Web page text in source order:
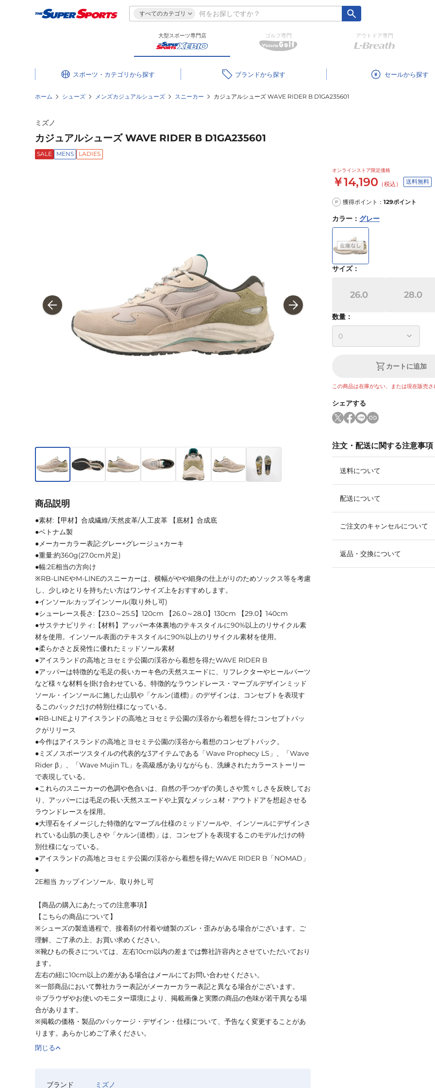
すべてのカテゴリ
大型スポーツ専門店 ゴルフ専門 アウトドア専門
スポーツ・カテゴリ ブランド セール
ホーム シューズ メンズカジュアルシューズ スニーカー カジュアルシューズ WAVE RIDER B D1GA235601
ミズノ
カジュアルシューズ WAVE RIDER B D1GA235601
SALE MENS LADIES
オンラインストア限定価格
￥14,190 （税込） 送料無料
P 獲得ポイント： 129ポイント
カラー ： グレー
サイズ：
26.0 28.0
数量：
カートに追加
この商品は在庫がない、または現在販売さ
シェアする
注文・配送に関する注意事項
送料について
配送について
ご注文のキャンセルについて
返品・交換について
商品説明
●素材:【甲材】合成繊維/天然皮革/人工皮革 【底材】合成底
●ベトナム製
●メーカーカラー表記:グレー×グレージュ×カーキ
●重量:約360g(27.0cm片足)
●幅:2E相当の方向け
※RB-LINEやM-LINEのスニーカーは、横幅がやや細身の仕上がりのためソックス等を考慮
し、少しゆとりを持ちたい方はワンサイズ上をおすすめします。
●インソール:カップインソール(取り外し可)
●シューレース長さ:【23.0～25.5】120cm 【26.0～28.0】130cm 【29.0】140cm
●サステナビリティ:【材料】アッパー本体裏地のテキスタイルに90%以上のリサイクル素
材を使用。インソール表面のテキスタイルに90%以上のリサイクル素材を使用。
●柔らかさと反発性に優れたミッドソール素材
●アイスランドの高地とヨセミテ公園の渓谷から着想を得たWAVE RIDER B
●アッパーは特徴的な毛足の長いカーキ色の天然スエードに、リフレクターやヒールパーツ
など様々な材料を掛け合わせている。特徴的なラウンドレース・マーブルデザインミッド
ソール・インソールに施した山肌や「ケルン(道標)」のデザインは、コンセプトを表現す
るこのパックだけの特別仕様になっている。
●RB-LINEよりアイスランドの高地とヨセミテ公園の渓谷から着想を得たコンセプトパッ
クがリリース
●今作はアイスランドの高地とヨセミテ公園の渓谷から着想のコンセプトパック。
●ミズノスポーツスタイルの代表的な3アイテムである「Wave Prophecy LS」、「Wave
Rider β」、「Wave Mujin TL」を高級感がありながらも、洗練されたカラーストーリー
で表現している。
●これらのスニーカーの色調や色合いは、自然の手つかずの美しさや荒々しさを反映してお
り、アッパーには毛足の長い天然スエードや上質なメッシュ材・アウトドアを想起させる
ラウンドレースを採用。
●大理石をイメージした特徴的なマーブル仕様のミッドソールや、インソールにデザインさ
れている山肌の美しさや「ケルン(道標)」は、コンセプトを表現するこのモデルだけの特
別仕様になっている。
●アイスランドの高地とヨセミテ公園の渓谷から着想を得たWAVE RIDER B「NOMAD」
●
2E相当 カップインソール、取り外し可
【商品の購入にあたっての注意事項】
【こちらの商品について】
※シューズの製造過程で、接着剤の付着や縫製のズレ・歪みがある場合がございます。ご
理解、ご了承の上、お買い求めください。
※靴ひもの長さについては、左右10cm以内の差までは弊社許容内とさせていただいており
ます。
左右の紐に10cm以上の差がある場合はメールにてお問い合わせください。
※一部商品において弊社カラー表記がメーカーカラー表記と異なる場合がございます。
※ブラウザやお使いのモニター環境により、掲載画像と実際の商品の色味が若干異なる場
合があります。
※掲載の価格・製品のパッケージ・デザイン・仕様について、予告なく変更することがあ
ります。あらかじめご了承ください。
閉じる
ブランド
ミズノ